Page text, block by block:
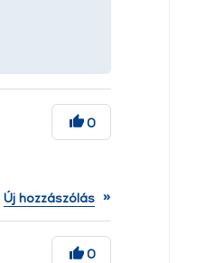
0
Új hozzászólás »
0